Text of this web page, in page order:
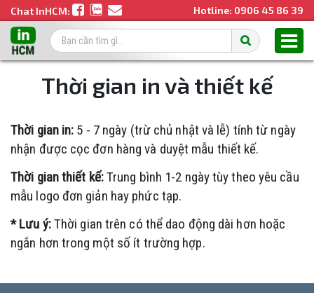
Chat InHCM: Hotline: 0906 45 86 39
Thời gian in và thiết kế
Thời gian in: 5 - 7 ngày (trừ chủ nhật và lễ) tính từ ngày
nhận được cọc đơn hàng và duyệt mẫu thiết kế.
Thời gian thiết kế:Trung bình 1-2 ngày tùy theo yêu cầu
mẫu logo đơn giản hay phức tạp.
* Lưu ý:Thời gian trên có thể dao động dài hơn hoặc
ngắn hơn trong một số ít trường hợp.